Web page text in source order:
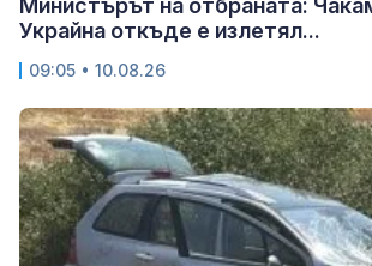
Министърът на отбраната:
Украйна откъде е излетял...
09:05 • 10.08.26